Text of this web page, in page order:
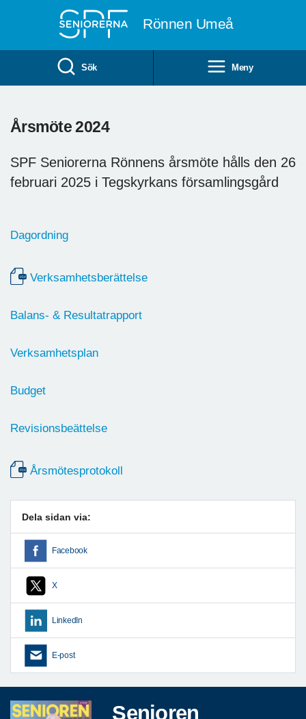
Rönnen Umeå
Sök Meny
Årsmöte 2024
SPF Seniorerna Rönnens årsmöte hålls den 26
februari 2025 i Tegskyrkans församlingsgård
Dagordning
Verksamhetsberättelse
Balans- & Resultatrapport
Verksamhetsplan
Budget
Revisionsbeättelse
Årsmötesprotokoll
Dela sidan via:
Facebook
X
LinkedIn
E-post
Senioren